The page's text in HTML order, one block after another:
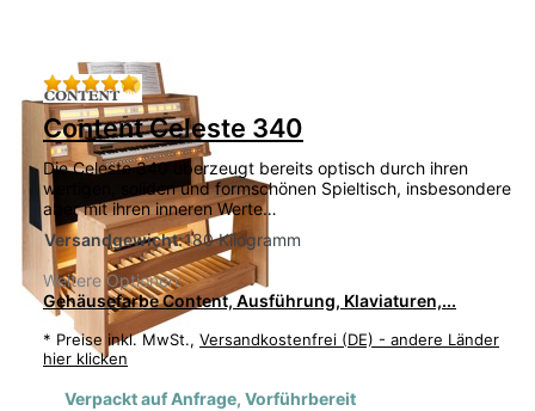
Bewertung: 5 von 5 Sternen. 1 Bewertung.
Content Celeste 340
Die Celeste 340 überzeugt bereits optisch durch ihren
wertigen, soliden und formschönen Spieltisch, insbesondere
aber mit ihren inneren Werte…
Versandgewicht:180 Kilogramm
Weitere Optionen:
Gehäusefarbe Content, Ausführung, Klaviaturen,...
* Preise inkl. MwSt., Versandkostenfrei (DE) - andere Länder
hier klicken
Verpackt auf Anfrage, Vorführbereit